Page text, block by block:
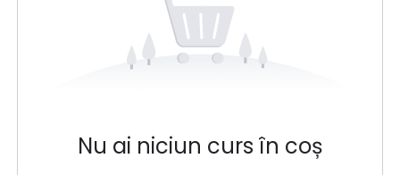
Nu ai niciun curs în coș